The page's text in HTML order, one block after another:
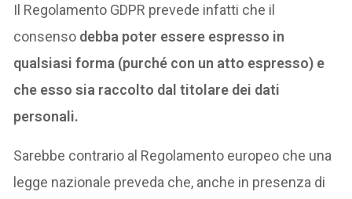
Il Regolamento GDPR prevede infatti che il
consenso debba poter essere espresso in
qualsiasi forma (purché con un atto espresso) e
che esso sia raccolto dal titolare dei dati
personali.
Sarebbe contrario al Regolamento europeo che una
legge nazionale preveda che, anche in presenza di